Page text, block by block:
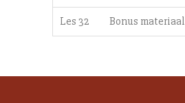
Les 32 Bonus materiaal